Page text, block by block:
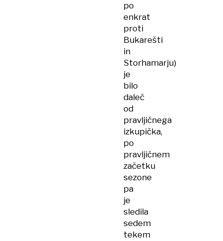
po
enkrat
proti
Bukarešti
in
Storhamarju)
je
bilo
daleč
od
pravljičnega
izkupička,
po
pravljičnem
začetku
sezone
pa
je
sledila
sedem
tekem